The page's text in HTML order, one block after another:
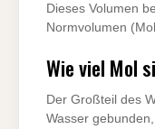
Dieses Volumen
Normvolumen
Wie viel Mol
Der Großteil des
Wasser